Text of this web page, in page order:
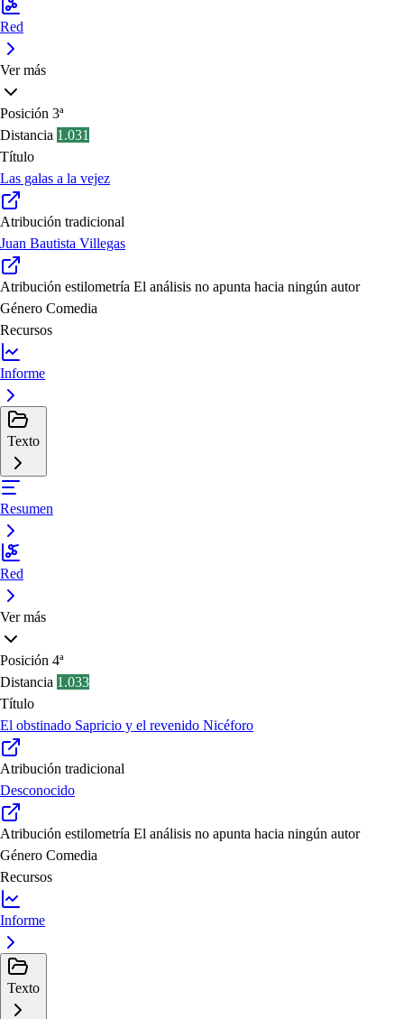
Red
Ver más
Posición 3ª
Distancia 1.031
Título
Las galas a la vejez
Atribución tradicional
Juan Bautista Villegas
Atribución estilometría El análisis no apunta hacia ningún autor
Género Comedia
Recursos
Informe
Texto
Resumen
Red
Ver más
Posición 4ª
Distancia 1.033
Título
El obstinado Sapricio y el revenido Nicéforo
Atribución tradicional
Desconocido
Atribución estilometría El análisis no apunta hacia ningún autor
Género Comedia
Recursos
Informe
Texto